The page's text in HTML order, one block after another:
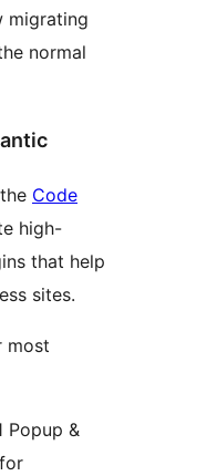
migrating
normal
Code
high-
that help
sites.
most
Popup &